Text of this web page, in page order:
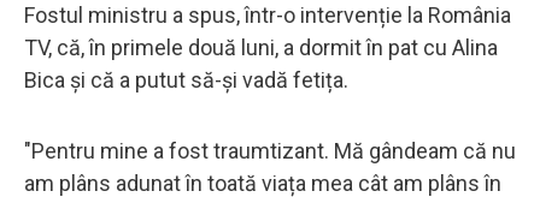
Fostul ministru a spus, într-o intervenție la România
TV, că, în primele două luni, a dormit în pat cu Alina
Bica și că a putut să-și vadă fetița.
"Pentru mine a fost traumtizant. Mă gândeam că nu
am plâns adunat în toată viața mea cât am plâns în